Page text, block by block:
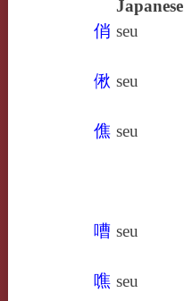
Japanese
俏 seu
偢 seu
僬 seu
嘈 seu
噍 seu